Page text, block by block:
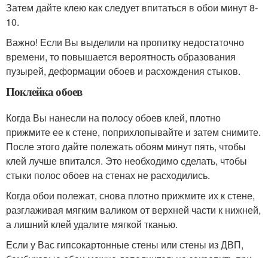
Затем дайте клею как следует впитаться в обои минут 8-
10.
Важно! Если Вы выделили на пропитку недостаточно
времени, то повышается вероятность образования
пузырей, деформации обоев и расхождения стыков.
Поклейка обоев
Когда Вы нанесли на полосу обоев клей, плотно
прижмите ее к стене, поприхлопывайте и затем снимите.
После этого дайте полежать обоям минут пять, чтобы
клей лучше впитался. Это необходимо сделать, чтобы
стыки полос обоев на стенах не расходились.
Когда обои полежат, снова плотно прижмите их к стене,
разглаживая мягким валиком от верхней части к нижней,
а лишний клей удалите мягкой тканью.
Если у Вас гипсокартонные стены или стены из ДВП,